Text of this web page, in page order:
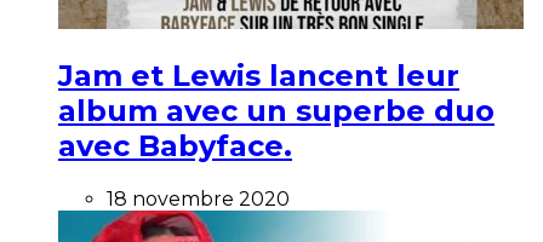
Jam et Lewis lancent leur
album avec un superbe duo
avec Babyface.
18 novembre 2020